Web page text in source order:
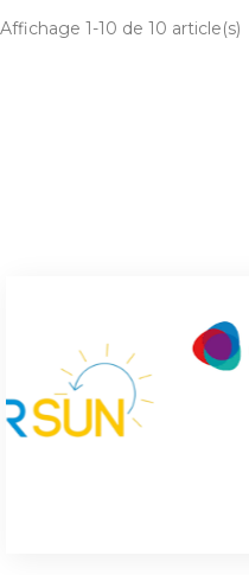
Affichage 1-10 de 10 article(s)